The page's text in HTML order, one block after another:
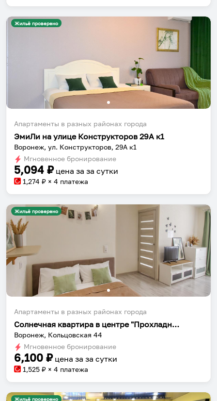
Жильё проверено
Апартаменты в разных районах города
ЭмиЛи на улице Конструкторов 29А к1
Воронеж, ул. Конструкторов, 29А к1
Мгновенное бронирование
5,094 ₽ цена за за сутки
1,274 ₽ × 4 платежа
Жильё проверено
Апартаменты в разных районах города
Солнечная квартира в центре "Прохладный сад"
Воронеж, Кольцовская 44
Мгновенное бронирование
6,100 ₽ цена за за сутки
1,525 ₽ × 4 платежа
Жильё проверено